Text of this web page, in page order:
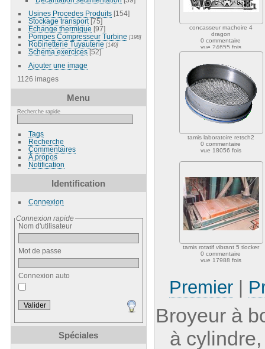
Usines Procedes Produits [154]
Stockage transport [75]
Echange thermique [97]
Pompes Compresseur Turbine [198]
Robinetterie Tuyauterie [140]
Schema exercices [52]
Ajouter une image
1126 images
Menu
Recherche rapide
Tags
Recherche
Commentaires
À propos
Notification
Identification
Connexion
Connexion rapide
Nom d'utilisateur
Mot de passe
Connexion auto
Spéciales
concasseur machoire 4
dragon
0 commentaire
vue 24655 fois
tamis laboratoire retsch2
0 commentaire
vue 18056 fois
tamis rotatif vibrant 5 tlocker
0 commentaire
vue 17988 fois
Premier|
Broyeur à
à